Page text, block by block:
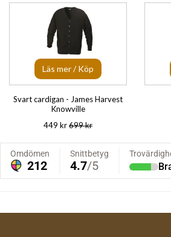
Läs mer / Köp
Svart cardigan - James Harvest
Knowville
449 kr699 kr